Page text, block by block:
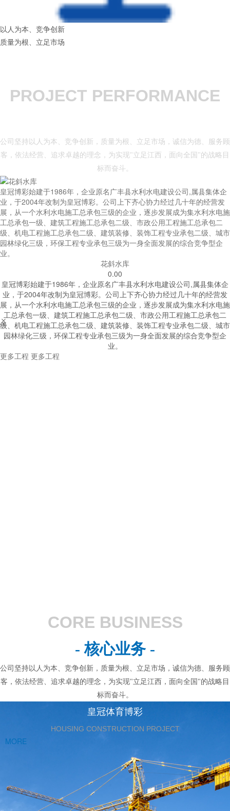
以人为本、竞争创新
质量为根、立足市场
PROJECT PERFORMANCE
公司坚持以人为本、竞争创新，质量为根、立足市场，诚信为德、服务顾
客，依法经营、追求卓越的理念，为实现"立足江西，面向全国"的战略目
标而奋斗。
皇冠博彩始建于1986年，企业原名广丰县水利水电建设公司,属县集体企
业，于2004年改制为皇冠博彩。公司上下齐心协力经过几十年的经营发
展，从一个水利水电施工总承包三级的企业，逐步发展成为集水利水电施
工总承包一级、建筑工程施工总承包二级、市政公用工程施工总承包二
级、机电工程施工总承包二级、建筑装修、装饰工程专业承包二级、城市
园林绿化三级，环保工程专业承包三级为一身全面发展的综合竞争型企
业。
花斜水库
0.00
皇冠博彩始建于1986年，企业原名广丰县水利水电建设公司,属县集体企
业，于2004年改制为皇冠博彩。公司上下齐心协力经过几十年的经营发
展，从一个水利水电施工总承包三级的企业，逐步发展成为集水利水电施
工总承包一级、建筑工程施工总承包二级、市政公用工程施工总承包二
级、机电工程施工总承包二级、建筑装修、装饰工程专业承包二级、城市
园林绿化三级，环保工程专业承包三级为一身全面发展的综合竞争型企
业。


更多工程 更多工程
CORE BUSINESS
- 核心业务 -
公司坚持以人为本、竞争创新，质量为根、立足市场，诚信为德、服务顾
客，依法经营、追求卓越的理念，为实现"立足江西，面向全国"的战略目
标而奋斗。
皇冠体育博彩
HOUSING CONSTRUCTION PROJECT
MORE